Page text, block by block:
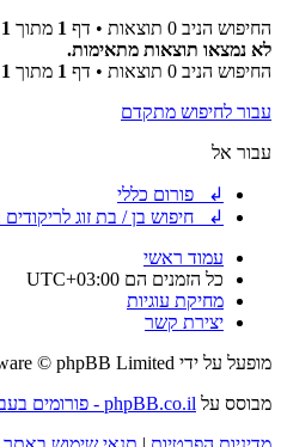
החיפוש הניב 0 תוצאות • דף
1 מתוך 1
לא נמצאו תוצאות מתאימות.
החיפוש הניב 0 תוצאות • דף
1 מתוך 1
עבור לחיפוש מתקדם
עבור אל
↲ פורום כללי
↲ חיפוש בן / בת זוג
עמוד ראשי
כל הזמנים הם UTC+03:00
מחיקת עוגיות
יצירת קשר
מופעל על ידי © phpBB Limited
מבוסס על phpBB.co.il - פורומים בעברית